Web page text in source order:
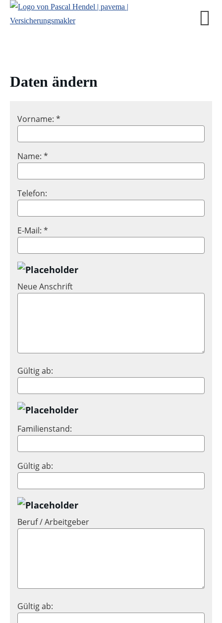
Daten ändern
Vorname: *
Name: *
Telefon:
E-Mail: *
Neue Anschrift
Gültig ab:
Familienstand:
Gültig ab:
Beruf / Arbeitgeber
Gültig ab: